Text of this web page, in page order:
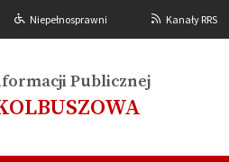
Niepełnosprawni Kanały RRS
Publicznej